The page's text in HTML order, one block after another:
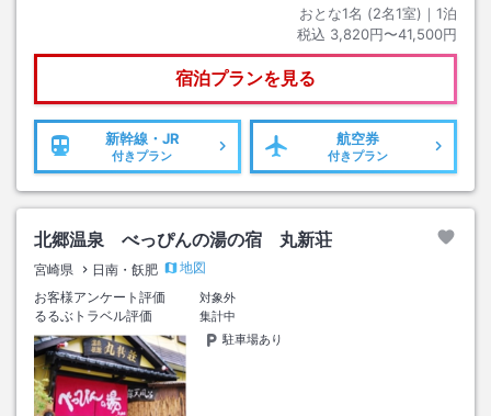
おとな1名 (2名1室)｜ 1泊
税込 3,820円〜41,500円
宿泊プランを見る
新幹線・JR
付きプラン
航空券
付きプラン
北郷温泉 べっぴんの湯の宿 丸新荘
宮崎県 日南・飫肥
地図
お客様アンケート評価
対象外
るるぶトラベル評価
集計中
駐車場あり